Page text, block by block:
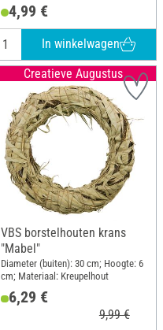
4,99 €
In winkelwagen
Creatieve Augustus
VBS borstelhouten krans
"Mabel"
Diameter (buiten): 30 cm; Hoogte: 6
cm; Materiaal: Kreupelhout
6,29 €
9,99 €